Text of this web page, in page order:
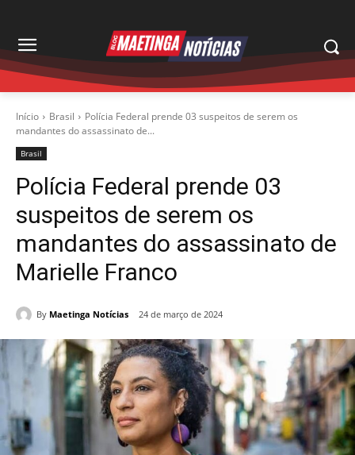
Início Brasil
Polícia Federal prende 03 suspeitos de serem os
mandantes do assassinato de...
Brasil
Polícia Federal prende 03
suspeitos de serem os
mandantes do assassinato de
Marielle Franco
By Maetinga Notícias 24 de março de 2024